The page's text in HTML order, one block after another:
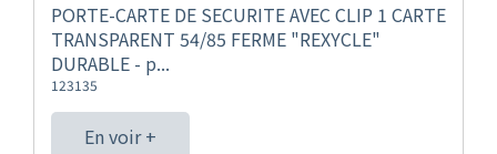
PORTE-CARTE DE SECURITE AVEC CLIP 1 CARTE
TRANSPARENT 54/85 FERME "REXYCLE"
DURABLE - p...
123135
En voir +